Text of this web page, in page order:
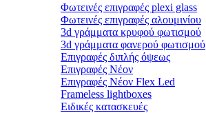
Φωτεινές επιγραφές plexi glass
Φωτεινές επιγραφές αλουμινίου
3d γράμματα κρυφού φωτισμού
3d γράμματα φανερού φωτισμού
Επιγραφές διπλής όψεως
Επιγραφές Νέον
Επιγραφές Νέον Flex Led
Frameless lightboxes
Ειδικές κατασκευές